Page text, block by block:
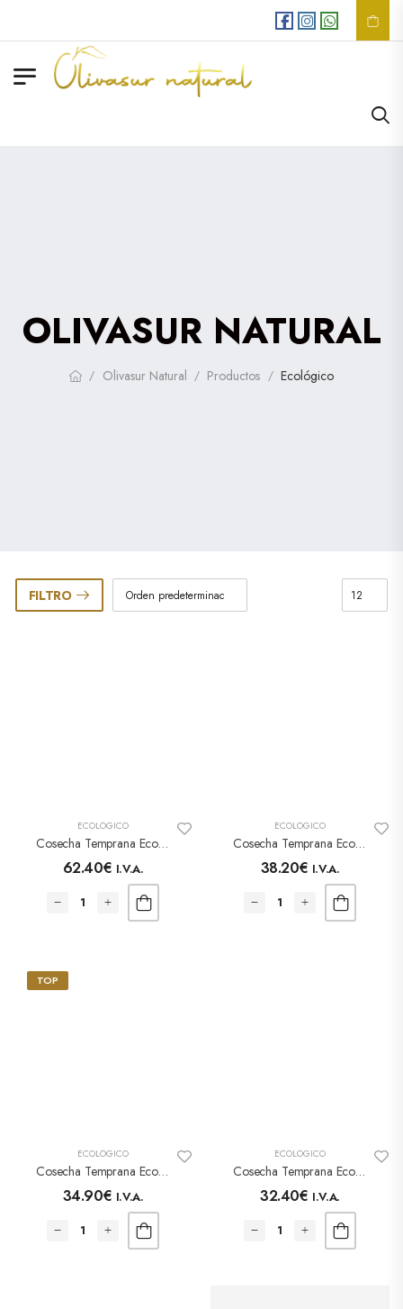
Envios GRATIS
OLIVASUR NATURAL
/ Olivasur Natural / Productos / Ecológico
FILTRO
ECOLÓGICO
Cosecha Temprana Ecológico – Caja Madera De Olivo Artesana– Bombilla 500ml
62.40€ I.V.A.
ECOLÓGICO
Cosecha Temprana Ecológica – Caja Corporativa – Bombilla 500ml
38.20€ I.V.A.
TOP
ECOLÓGICO
Cosecha Temprana Ecológico – Bombilla 500ml
34.90€ I.V.A.
ECOLÓGICO
Cosecha Temprana Ecológico – Botella 500ml
32.40€ I.V.A.